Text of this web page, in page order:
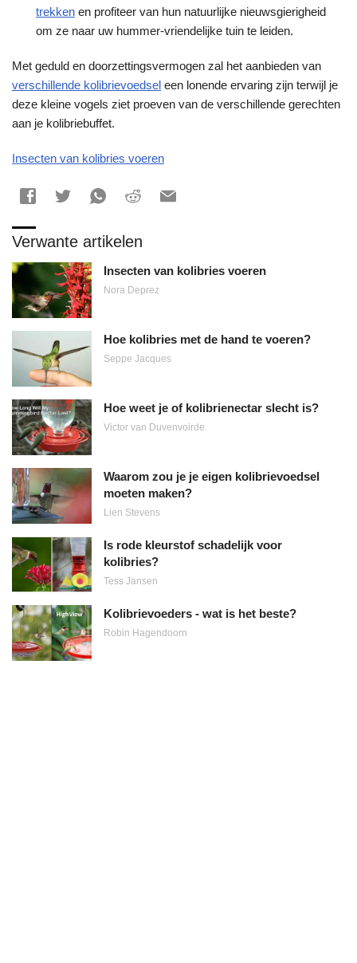
trekken en profiteer van hun natuurlijke nieuwsgierigheid
om ze naar uw hummer-vriendelijke tuin te leiden.
Met geduld en doorzettingsvermogen zal het aanbieden van
verschillende kolibrievoedsel een lonende ervaring zijn terwijl je
deze kleine vogels ziet proeven van de verschillende gerechten
aan je kolibriebuffet.
Insecten van kolibries voeren
Verwante artikelen
Insecten van kolibries voeren
Nora Deprez
Hoe kolibries met de hand te voeren?
Seppe Jacques
Hoe weet je of kolibrienectar slecht is?
Victor van Duvenvoirde
Waarom zou je je eigen kolibrievoedsel
moeten maken?
Lien Stevens
Is rode kleurstof schadelijk voor
kolibries?
Tess Jansen
Kolibrievoeders - wat is het beste?
Robin Hagendoorn